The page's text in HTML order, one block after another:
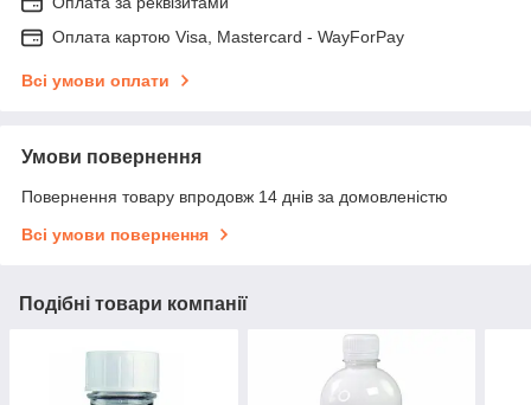
Оплата картою Visa, Mastercard - WayForPay
Всі умови оплати
Умови повернення
Повернення товару впродовж 14 днів за домовленістю
Всі умови повернення
Подібні товари компанії